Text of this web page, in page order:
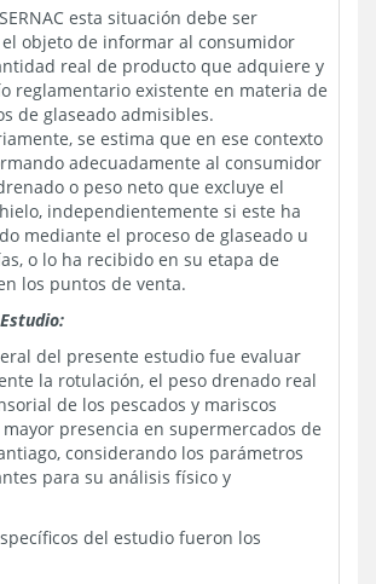
esta situación debe ser
objeto de informar al consumidor
real de producto que adquiere y
reglamentario existente en materia de
de glaseado admisibles.
se estima que en ese contexto
adecuadamente al consumidor
o peso neto que excluye el
independientemente si este ha
mediante el proceso de glaseado u
o lo ha recibido en su etapa de
los puntos de venta.
del presente estudio fue evaluar
la rotulación, el peso drenado real
de los pescados y mariscos
presencia en supermercados de
considerando los parámetros
para su análisis físico y
del estudio fueron los